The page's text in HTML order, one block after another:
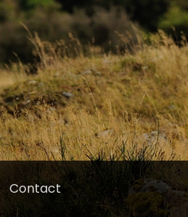
Contact